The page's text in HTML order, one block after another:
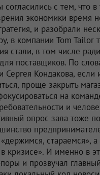
согласились с тем, что
экономики время
и разобрали
в компании Tom Tailor
стали, в том числе
поставщиков. По
Сергея Кондакова, если
проще закрыть
на
и
опрос зала тоже
стараемся»,
кризисе». И именно в
и прозвучал